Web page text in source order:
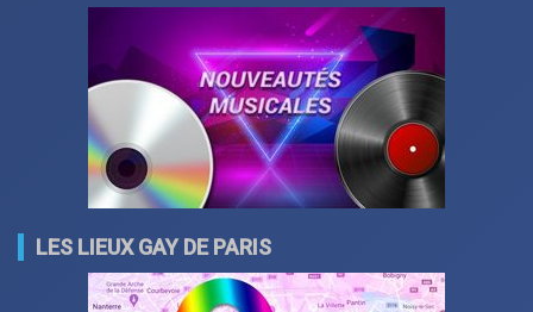
LES LIEUX GAY DE PARIS